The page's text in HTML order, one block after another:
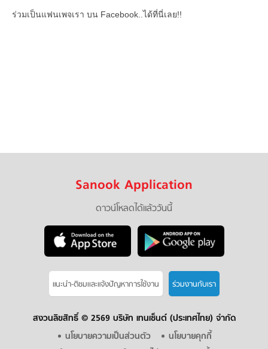
ร่วมเป็นแฟนเพจเรา บน Facebook..ได้ที่นี่เลย!!
Sanook Application
ดาวน์โหลดได้แล้ววันนี้
แนะนำ-ติชมเเละแจ้งปัญหาการใช้งาน ร่วมงานกับเรา
สงวนลิขสิทธิ์ © 2569 บริษัท เทนเซ็นต์ (ประเทศไทย) จำกัด
นโยบายความเป็นส่วนตัว
นโยบายคุกกี้